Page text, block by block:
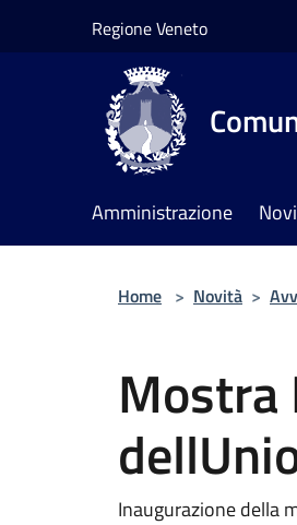
Regione Veneto
Amministrazione
Home > Novità >
Mostra
Inaugurazione della